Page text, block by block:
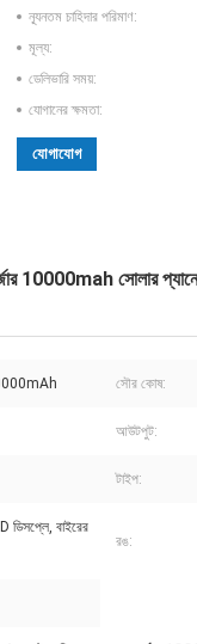
ন্যূনতম চাহিদার পরিমাণ:
মূল্য:
ডেলিভারি সময়:
যোগানের ক্ষমতা:
যোগাযোগ
10000mah সোলার
10000mAh সৌর কোষ:
আউটপুট:
টাইপ:
ডিসপ্লে, বাইরের
রঙ: